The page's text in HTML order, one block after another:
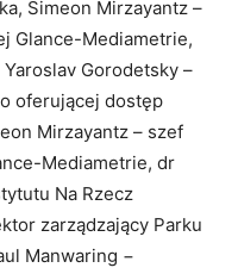
Simeon Mirzayantz –
Glance-Mediametrie,
Gorodetsky –
oferującej dostęp
Mirzayantz – szef
Mediametrie, dr
Na Rzecz
zarządzający Parku
Manwaring −